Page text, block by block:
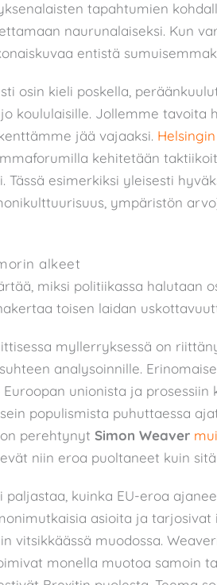
tapahtumien
naurunalaiseksi. Kun
entistä
osin kieli poskella,
koululaisille. Jollemme tavoita
jää vajaaksi.
kehitetään
Tässä esimerkiksi yleisesti
ympäristön
alkeet
miksi politiikassa halutaan
toisen laidan
myllerryksessä on
analysoinnille.
unionista ja
populismista puhuttaessa
perehtynyt Simon Weaver
niin eroa puoltaneet kuin
paljastaa, kuinka EU-eroa
asioita ja tarjosivat
vitsikkäässä muodossa.
monella muotoa samoin